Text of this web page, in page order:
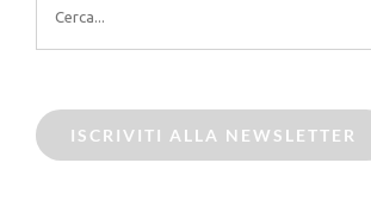
per:
ISCRIVITI ALLA NEWSLETTER